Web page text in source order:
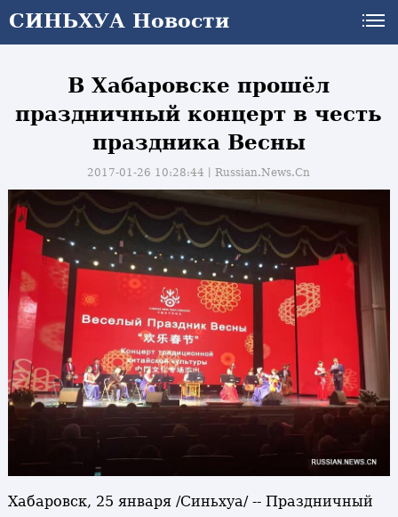
СИНЬХУА Новости
В Хабаровске прошёл
праздничный концерт в честь
праздника Весны
2017-01-26 10:28:44丨Russian.News.Cn
Хабаровск, 25 января /Синьхуа/ -- Праздничный